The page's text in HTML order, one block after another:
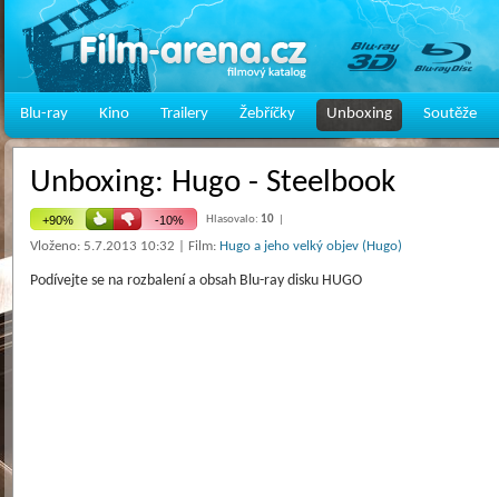
Blu-ray Kino Trailery Žebříčky Unboxing Soutěže
Unboxing: Hugo - Steelbook
Hlasovalo: 10
Vloženo: 5.7.2013 10:32 | Film: Hugo a jeho velký objev (Hugo)
Podívejte se na rozbalení a obsah Blu-ray disku HUGO